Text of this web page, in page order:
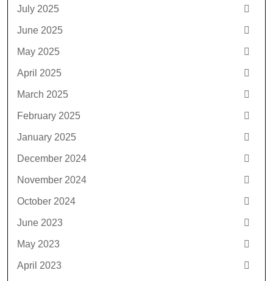
July 2025
June 2025
May 2025
April 2025
March 2025
February 2025
January 2025
December 2024
November 2024
October 2024
June 2023
May 2023
April 2023